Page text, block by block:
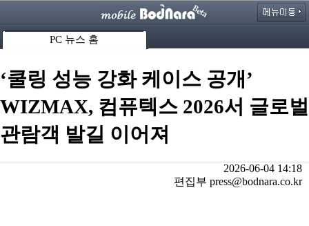
PC 뉴스 홈
‘쿨링 성능 강화 케이스 공개’
WIZMAX, 컴퓨텍스 2026서 글로벌
관람객 발길 이어져
2026-06-04 14:18
편집부 press@bodnara.co.kr